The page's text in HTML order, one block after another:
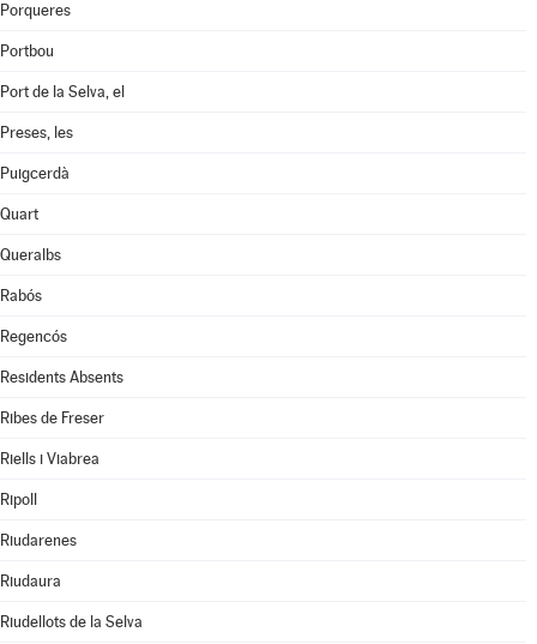
Porqueres
Portbou
Port de la Selva, el
Preses, les
Puigcerdà
Quart
Queralbs
Rabós
Regencós
Residents Absents
Ribes de Freser
Riells i Viabrea
Ripoll
Riudarenes
Riudaura
Riudellots de la Selva